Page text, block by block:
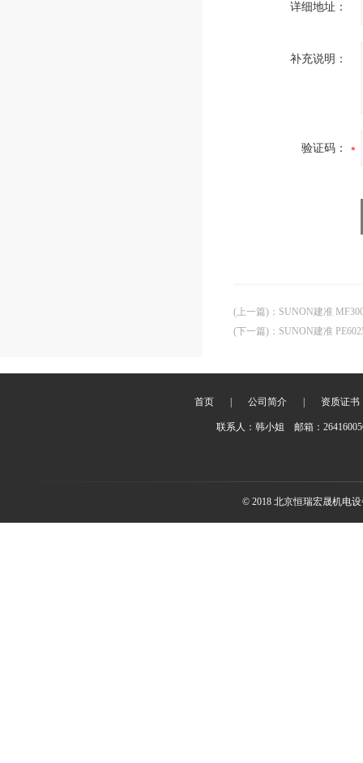
详细地址：
补充说明：
验证码：
(上一篇) ： SUNON建准
(下一篇) ： SUNON建准
首页 公司简介 资质证书
联系人：韩小姐 邮箱：
© 2018 北京恒瑞宏晟机电